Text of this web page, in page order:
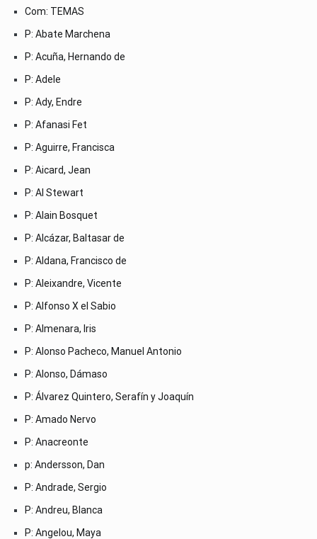
Com: TEMAS
P: Abate Marchena
P: Acuña, Hernando de
P: Adele
P: Ady, Endre
P: Afanasi Fet
P: Aguirre, Francisca
P: Aicard, Jean
P: Al Stewart
P: Alain Bosquet
P: Alcázar, Baltasar de
P: Aldana, Francisco de
P: Aleixandre, Vicente
P: Alfonso X el Sabio
P: Almenara, Iris
P: Alonso Pacheco, Manuel Antonio
P: Alonso, Dámaso
P: Álvarez Quintero, Serafín y Joaquín
P: Amado Nervo
P: Anacreonte
p: Andersson, Dan
P: Andrade, Sergio
P: Andreu, Blanca
P: Angelou, Maya